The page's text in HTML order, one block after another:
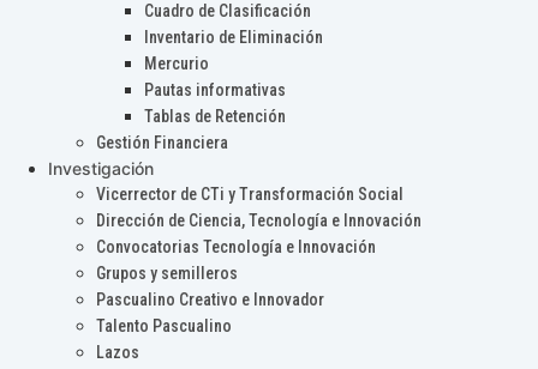
Cuadro de Clasificación
Inventario de Eliminación
Mercurio
Pautas informativas
Tablas de Retención
Gestión Financiera
Investigación
Vicerrector de CTi y Transformación Social
Dirección de Ciencia, Tecnología e Innovación
Convocatorias Tecnología e Innovación
Grupos y semilleros
Pascualino Creativo e Innovador
Talento Pascualino
Lazos